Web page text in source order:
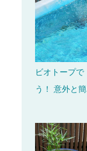
ビオトープで
う！ 意外と